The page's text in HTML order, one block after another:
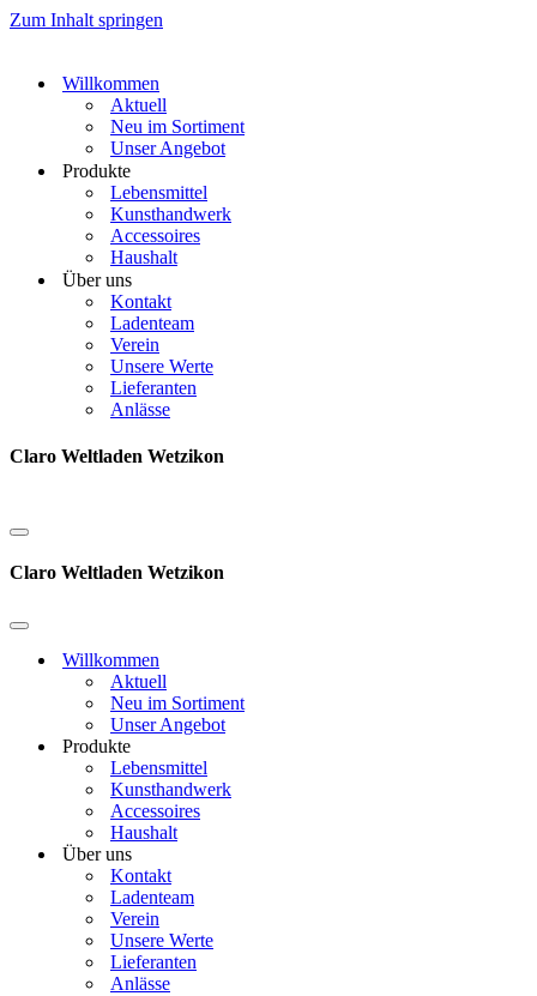
Zum Inhalt springen
Willkommen
Aktuell
Neu im Sortiment
Unser Angebot
Produkte
Lebensmittel
Kunsthandwerk
Accessoires
Haushalt
Über uns
Kontakt
Ladenteam
Verein
Unsere Werte
Lieferanten
Anlässe
Claro Weltladen Wetzikon
Navigationsmenü
Claro Weltladen Wetzikon
Navigationsmenü
Willkommen
Aktuell
Neu im Sortiment
Unser Angebot
Produkte
Lebensmittel
Kunsthandwerk
Accessoires
Haushalt
Über uns
Kontakt
Ladenteam
Verein
Unsere Werte
Lieferanten
Anlässe